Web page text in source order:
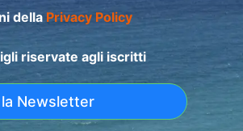
della Privacy Policy
riservate agli iscritti
la Newsletter